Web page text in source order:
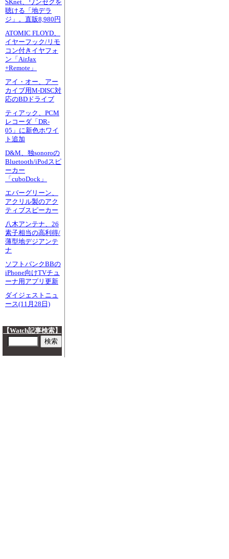
SKnet、ワンセグを
聴ける「地デラ
ジ」。直販8,980円
ATOMIC FLOYD、
イヤーフック/リモ
コン付きイヤフォ
ン「AirJax
+Remote」
アイ・オー、アー
カイブ用M-DISC対
応のBDドライブ
ティアック、PCM
レコーダ「DR-
05」に新色ホワイ
ト追加
D&M、独sonoroの
Bluetooth/iPodスピ
ーカー
「cuboDock」
エバーグリーン、
アクリル製のアク
ティブスピーカー
八木アンテナ、26
素子相当の高利得/
薄型地デジアンテ
ナ
ソフトバンクBBの
iPhone向けTVチュ
ーナ用アプリ更新
ダイジェストニュ
ース(11月28日)
【Watch記事検索】